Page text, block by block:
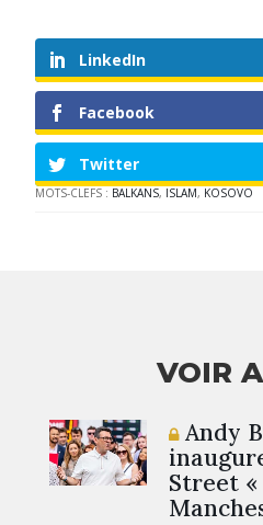
LinkedIn
Facebook
Twitter
MOTS-CLEFS : BALKANS, ISLAM, KOSOVO
VOIR
Andy
Street